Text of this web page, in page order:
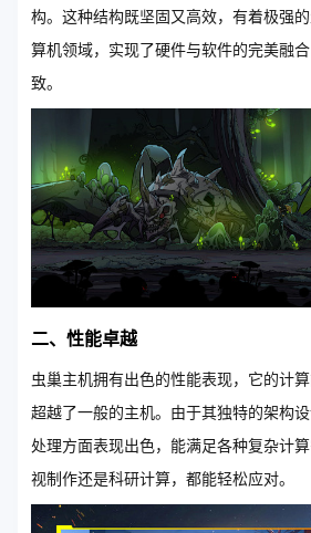
构。这种结构既坚固又高效，有着极强
算机领域，实现了硬件与软件的完美融
致。
二、性能卓越
虫巢主机拥有出色的性能表现，它的计
超越了一般的主机。由于其独特的架构
处理方面表现出色，能满足各种复杂计
视制作还是科研计算，都能轻松应对。